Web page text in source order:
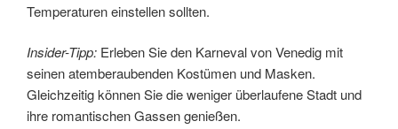
Temperaturen einstellen sollten.
Insider-Tipp: Erleben Sie den Karneval von Venedig mit
seinen atemberaubenden Kostümen und Masken.
Gleichzeitig können Sie die weniger überlaufene Stadt und
ihre romantischen Gassen genießen.